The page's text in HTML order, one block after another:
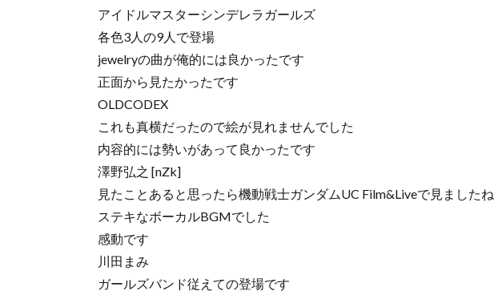
アイドルマスターシンデレラガールズ
各色3人の9人で登場
jewelryの曲が俺的には良かったです
正面から見たかったです
OLDCODEX
これも真横だったので絵が見れませんでした
内容的には勢いがあって良かったです
澤野弘之 [nZk]
見たことあると思ったら機動戦士ガンダムUC Film&Liveで見ましたね
ステキなボーカルBGMでした
感動です
川田まみ
ガールズバンド従えての登場です